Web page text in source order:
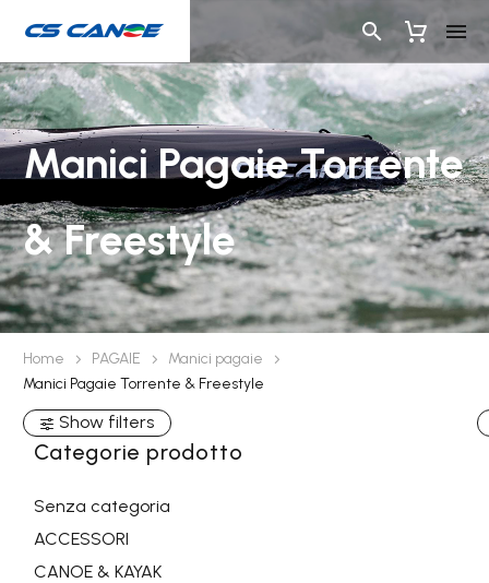
Manici Pagaie Torrente
& Freestyle
Home PAGAIE
Manici pagaie
Manici Pagaie Torrente & Freestyle
Show filters
Categorie prodotto
Senza categoria
ACCESSORI
CANOE & KAYAK